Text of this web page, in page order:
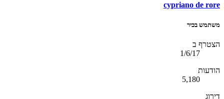
cypriano de rore
משתמש בכיר
הצטרף ב
1/6/17
הודעות
5,180
דירוג